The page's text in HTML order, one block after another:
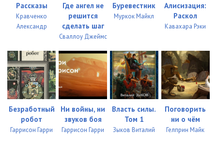
Рассказы
Кравченко
Александр
Где ангел не
решится
сделать шаг
Сваллоу Джеймс
Буревестник
Муркок Майкл
Алисизация:
Раскол
Кавахара Рэки
Безработный
робот
Гаррисон Гарри
Ни войны, ни
звуков боя
Гаррисон Гарри
Власть силы.
Том 1
Зыков Виталий
Поговорить
ни о чём
Гелприн Майк